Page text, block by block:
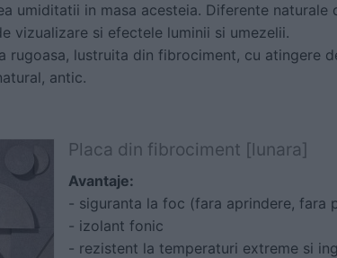
umiditatii in masa acesteia. Diferente
vizualizare si efectele luminii si umezelii.
rugoasa, lustruita din fibrociment, cu atingere
antic.
Placa din fibrociment [lunara]
Avantaje:
- siguranta la foc (fara aprindere, fara
- izolant fonic
- rezistent la temperaturi extreme si